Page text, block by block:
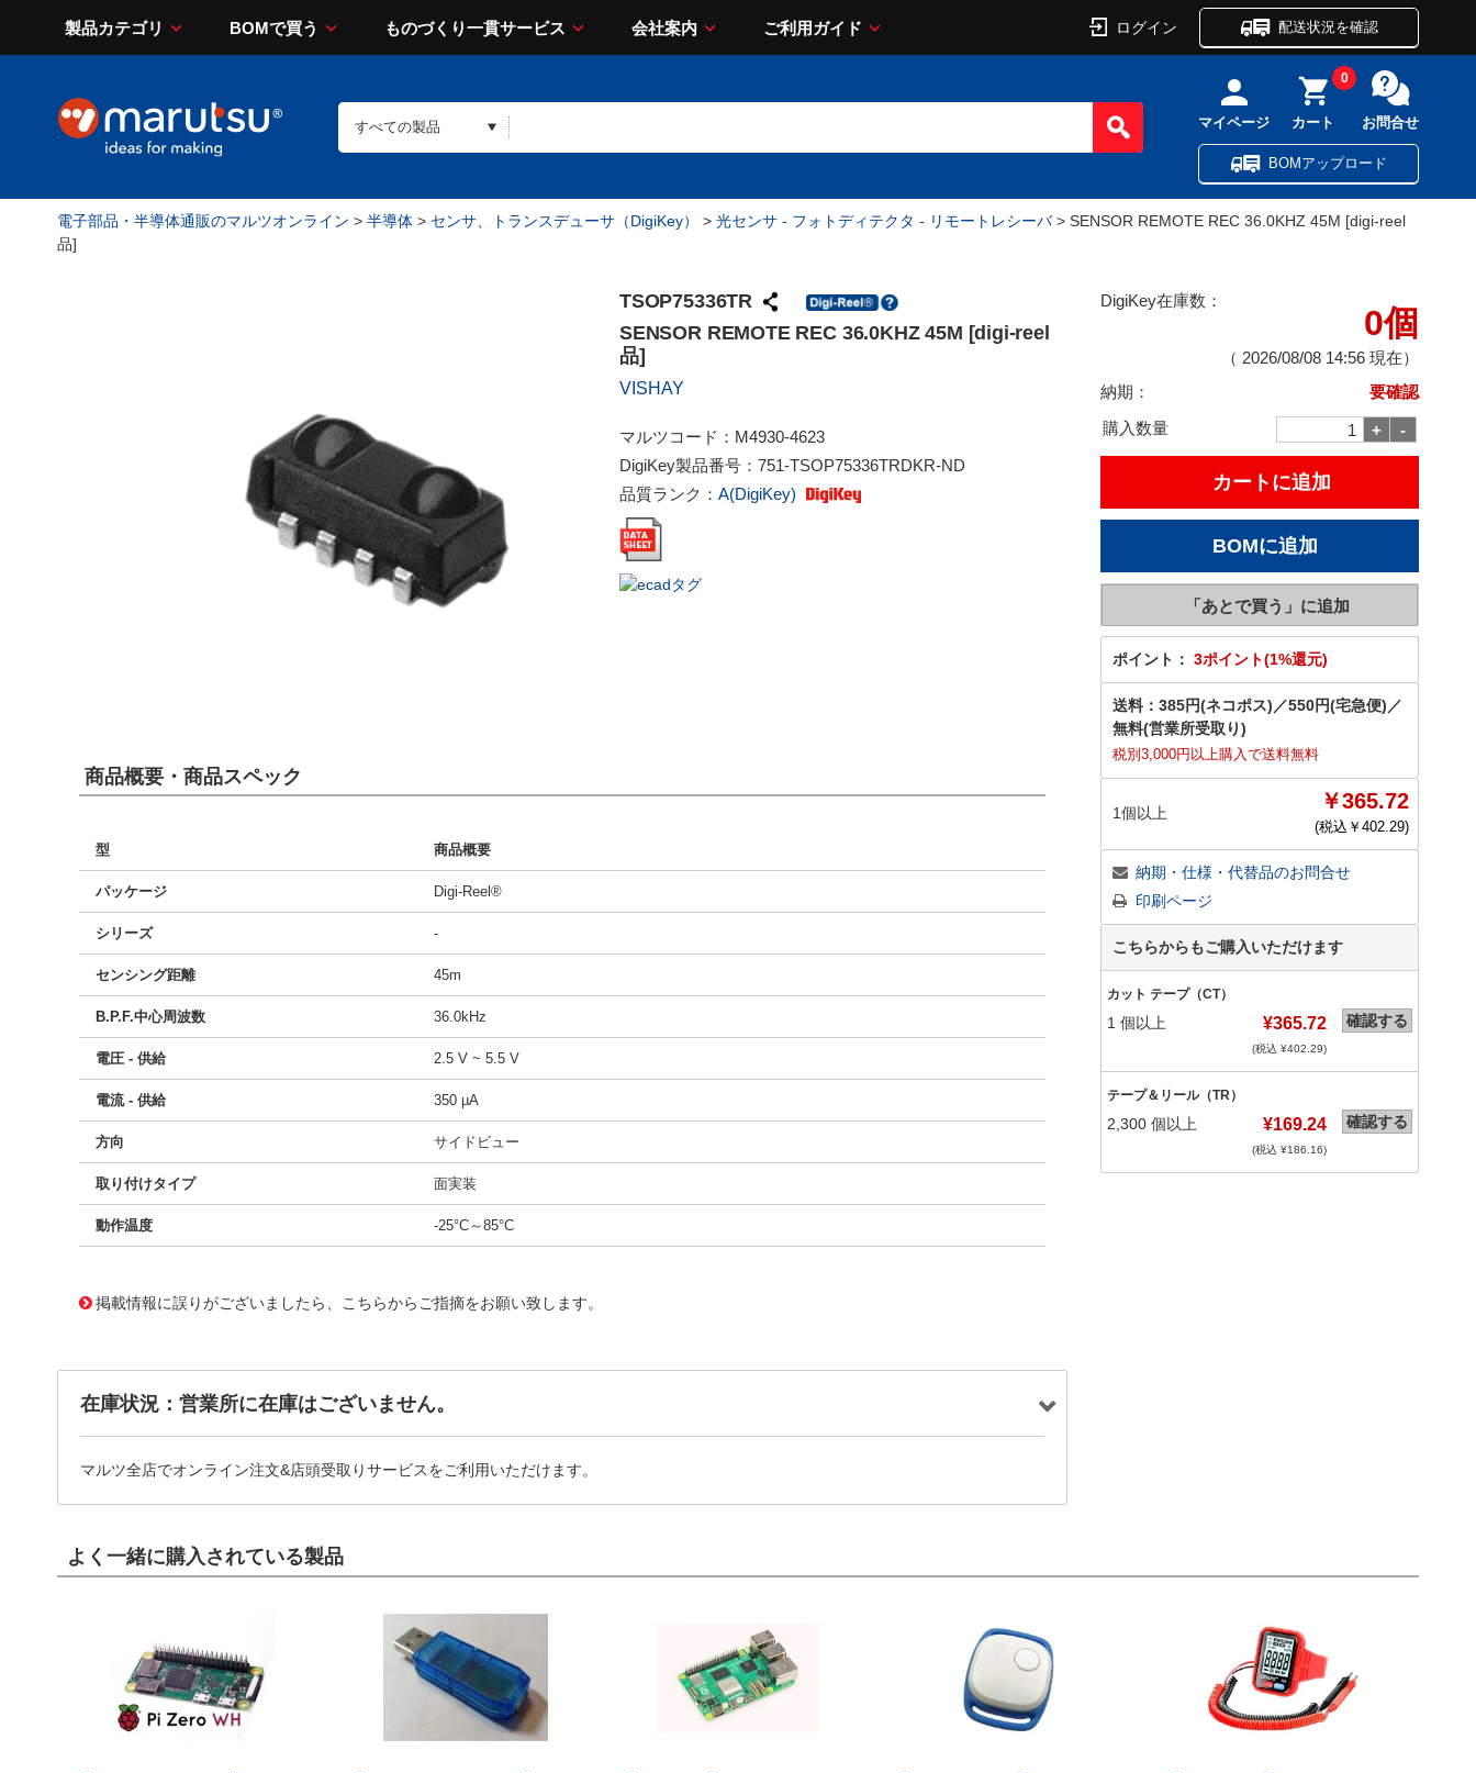
製品カテゴリ BOMで買う ものづくり一貫サービス 会社案内 ご利用ガイド ログイン 配送状況を確認
マイページ カート
0
お問合せ
BOMアップロード
電子部品・半導体通販のマルツオンライン > 半導体 > センサ、トランスデューサ（DigiKey） > 光センサ - フォトディテクタ - リモートレシーバ> SENSOR REMOTE REC 36.0KHZ 45M [digi-reel
品]
TSOP75336TR
SENSOR REMOTE REC 36.0KHZ 45M [digi-reel
品]
VISHAY
マルツコード： M4930-4623
DigiKey製品番号： 751-TSOP75336TRDKR-ND
品質ランク： A(DigiKey)
DigiKey在庫数：
0個
（ 2026/08/08 14:56 現在）
納期：
要確認
購入数量
ポイント： 3ポイント(1%還元)
送料： 385円(ネコポス) ／550円(宅急便) ／
無料(営業所受取り)
税別3,000円以上購入で送料無料
1個以上 ￥365.72
(税込￥ 402.29)
納期・仕様・代替品のお問合せ
印刷ページ
こちらからもご購入いただけます
カット テープ（CT）
1 個以上 ¥365.72
(税込 ¥402.29)
確認する
テープ＆リール（TR）
2,300 個以上 ¥169.24
(税込 ¥186.16)
確認する
商品概要・商品スペック
型 商品概要
パッケージ Digi-Reel®
シリーズ -
センシング距離 45m
B.P.F.中心周波数 36.0kHz
電圧 - 供給 2.5 V ~ 5.5 V
電流 - 供給 350 µA
方向 サイドビュー
取り付けタイプ 面実装
動作温度 -25°C～85°C
掲載情報に誤りがございましたら、こちらからご指摘をお願い致します。
在庫状況：営業所に在庫はございません。
マルツ全店でオンライン注文&店頭受取りサービスをご利用いただけます。
よく一緒に購入されている製品